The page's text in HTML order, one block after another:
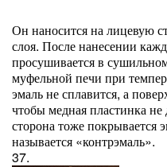
Он наносится на лицевую
слоя. После нанесении
просушивается в
муфельной печи при
эмаль не сплавится, а
чтобы медная пластинка не
сторона тоже покрывается
называется «контрэмаль».
37.